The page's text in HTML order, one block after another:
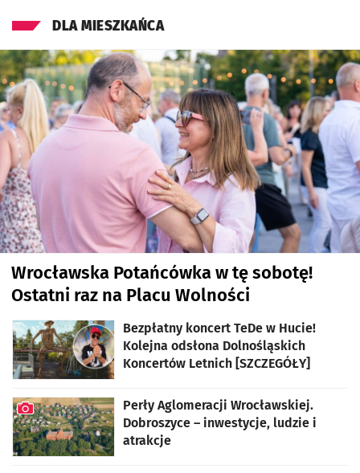
DLA MIESZKAŃCA
Wrocławska Potańcówka w tę sobotę!
Ostatni raz na Placu Wolności
Bezpłatny koncert TeDe w Hucie!
Kolejna odsłona Dolnośląskich
Koncertów Letnich [SZCZEGÓŁY]
Perły Aglomeracji Wrocławskiej.
Dobroszyce – inwestycje, ludzie i
atrakcje